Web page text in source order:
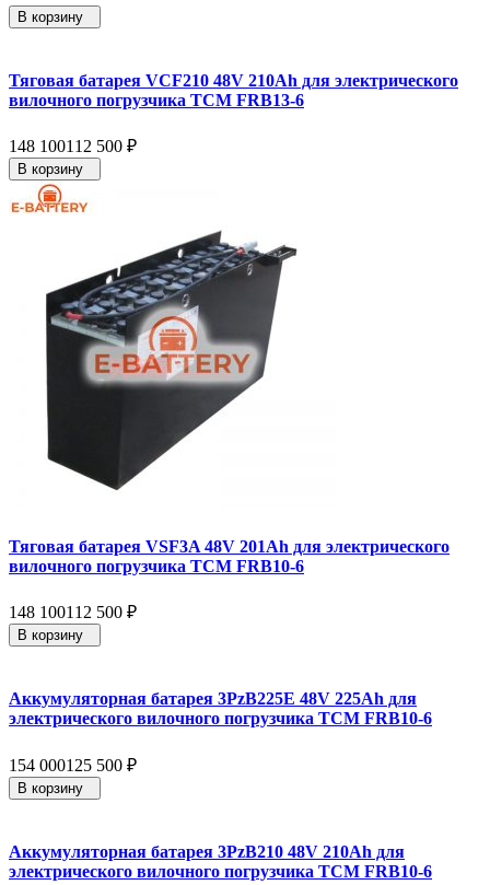
В корзину
Тяговая батарея VCF210 48V 210Ah для электрического
вилочного погрузчика TCM FRB13-6
148 100112 500 ₽
В корзину
Тяговая батарея VSF3A 48V 201Ah для электрического
вилочного погрузчика TCM FRB10-6
148 100112 500 ₽
В корзину
Аккумуляторная батарея 3PzB225E 48V 225Ah для
электрического вилочного погрузчика TCM FRB10-6
154 000125 500 ₽
В корзину
Аккумуляторная батарея 3PzB210 48V 210Ah для
электрического вилочного погрузчика TCM FRB10-6